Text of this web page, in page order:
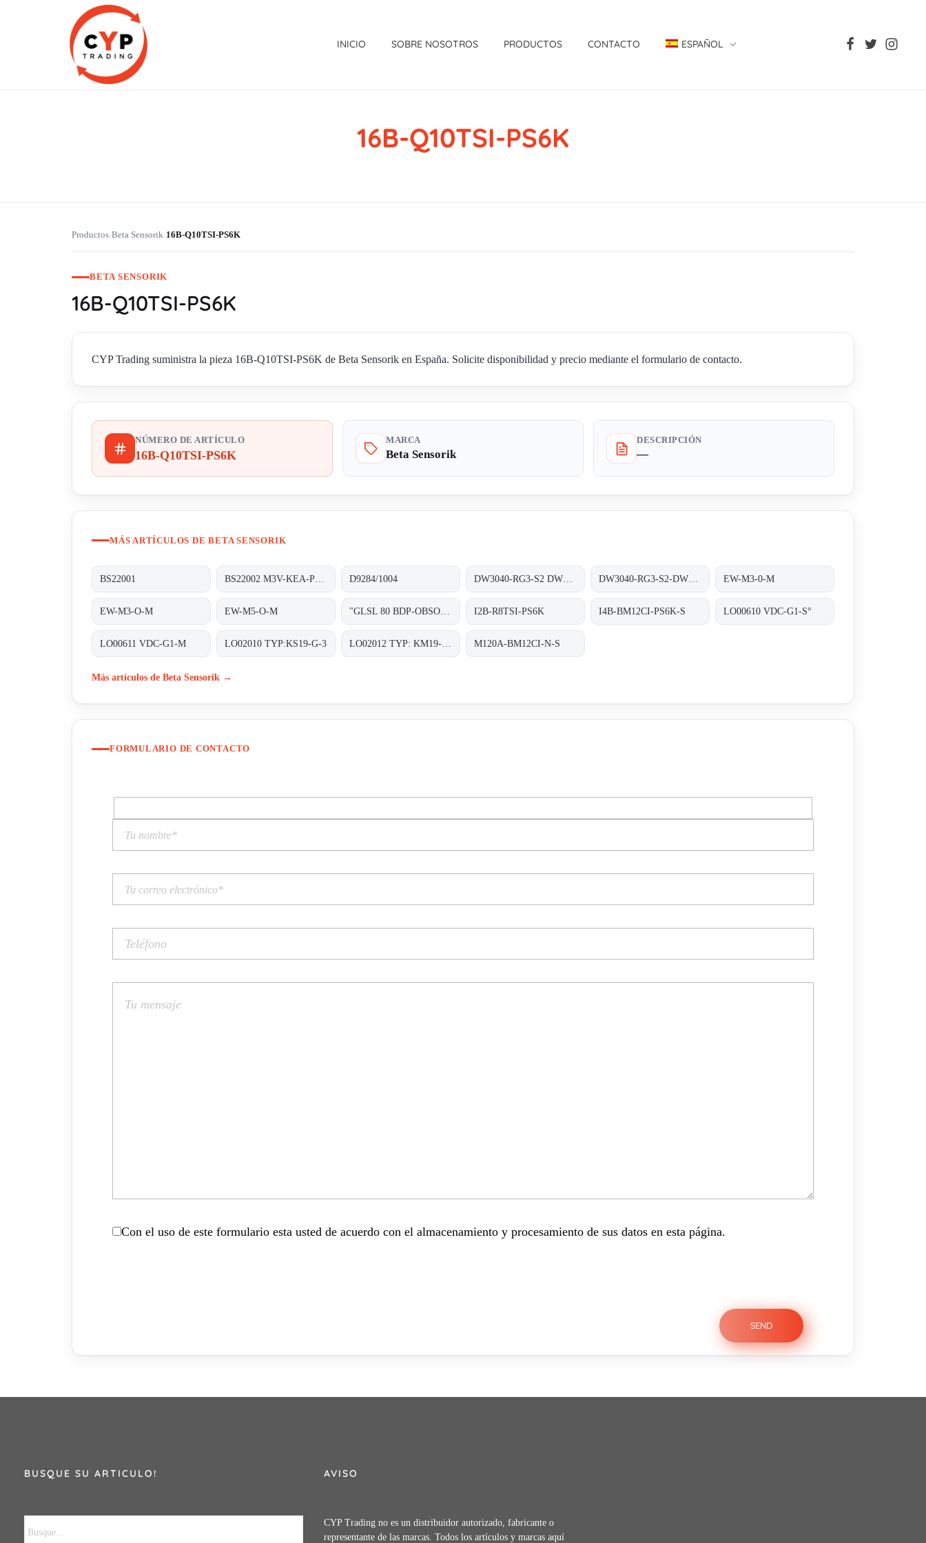
INICIO SOBRE NOSOTROS PRODUCTOS CONTACTO ESPAÑOL
16B-Q10TSI-PS6K
Productos›Beta Sensorik›16B-Q10TSI-PS6K
BETA SENSORIK
16B-Q10TSI-PS6K
CYP Trading suministra la pieza 16B-Q10TSI-PS6K de Beta Sensorik en España. Solicite disponibilidad y precio mediante el formulario de contacto.
NÚMERO DE ARTÍCULO
16B-Q10TSI-PS6K
MARCA
Beta Sensorik
DESCRIPCIÓN
—
MÁS ARTÍCULOS DE BETA SENSORIK
BS22001 D9284/1004 EW-M3-0-M
EW-M3-O-M EW-M5-O-M I2B-R8TSI-PS6K I4B-BM12CI-PS6K-S LO00610 VDC-G1-S°
LO00611 VDC-G1-M LO02010 TYP:KS19-G-3 M120A-BM12CI-N-S
Más artículos de Beta Sensorik →
FORMULARIO DE CONTACTO
Con el uso de este formulario esta usted de acuerdo con el almacenamiento y procesamiento de sus datos en esta página.
BUSQUE SU ARTICULO! AVISO
CYP Trading no es un distribuidor autorizado, fabricante o
representante de las marcas. Todos los artículos y marcas aquí